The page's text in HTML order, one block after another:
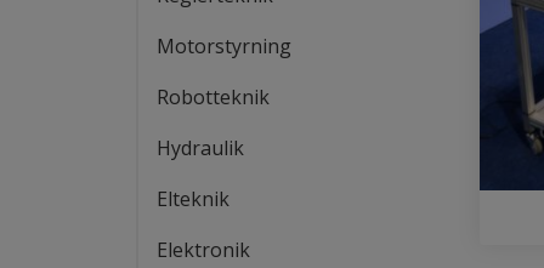
Motorstyrning
Robotteknik
Hydraulik
Elteknik
Elektronik